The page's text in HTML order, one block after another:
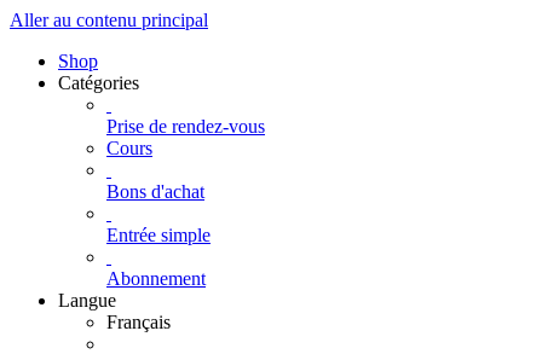
Aller au contenu principal
Shop
Catégories
Prise de rendez-vous
Cours
Bons d'achat
Entrée simple
Abonnement
Langue
Français